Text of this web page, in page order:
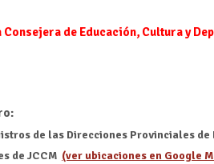
de Educación, Cultura y
de las Direcciones Provinciales de
de JCCM (ver ubicaciones en Google